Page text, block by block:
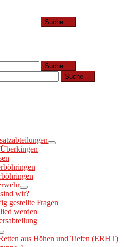
Suche …
Suche …
Suche …
wir?
gestellte Fragen
werden
aus Höhen und Tiefen (ERHT)